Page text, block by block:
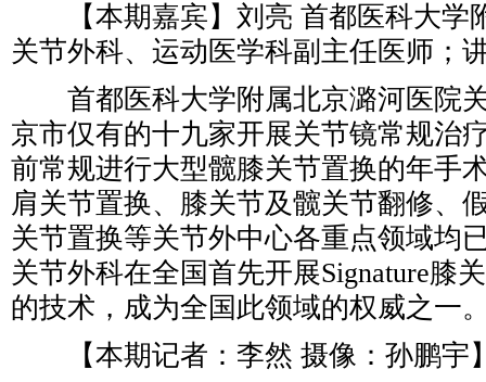
【本期嘉宾】刘亮 首都医科大学
关节外科、运动医学科副主任医师；
首都医科大学附属北京潞河医院
京市仅有的十九家开展关节镜常规治
前常规进行大型髋膝关节置换的年手
肩关节置换、膝关节及髋关节翻修、
关节置换等关节外中心各重点领域均
关节外科在全国首先开展Signature膝
的技术，成为全国此领域的权威之一
【本期记者：李然 摄像：孙鹏宇